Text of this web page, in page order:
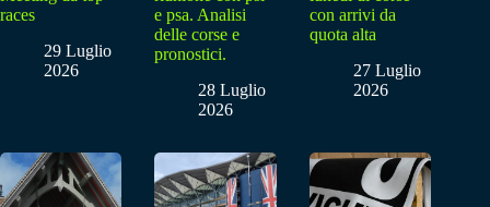
races
29 Luglio
2026
e psa. Analisi
delle corse e
pronostici.
28 Luglio
2026
con arrivi da
quota alta
27 Luglio
2026